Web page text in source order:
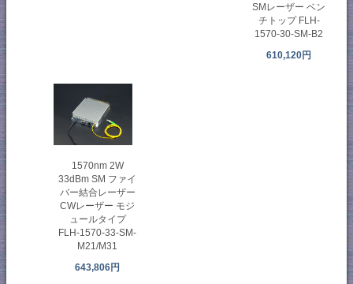
SMレーザー ベン
チトップ FLH-
1570-30-SM-B2
610,120円
1570nm 2W
33dBm SM ファイ
バー結合レーザー
CWレーザー モジ
ュールタイプ
FLH-1570-33-SM-
M21/M31
643,806円